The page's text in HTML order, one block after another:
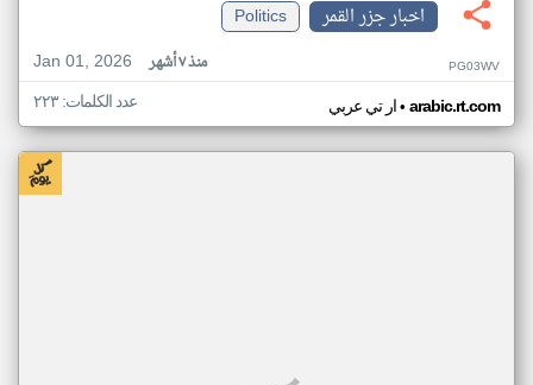
اخبار جزر القمر
Politics
Jan 01, 2026
منذ ٧ أشهر PG03WV
ار تي عربي• arabic.rt.com عدد الكلمات: ٢٢٣